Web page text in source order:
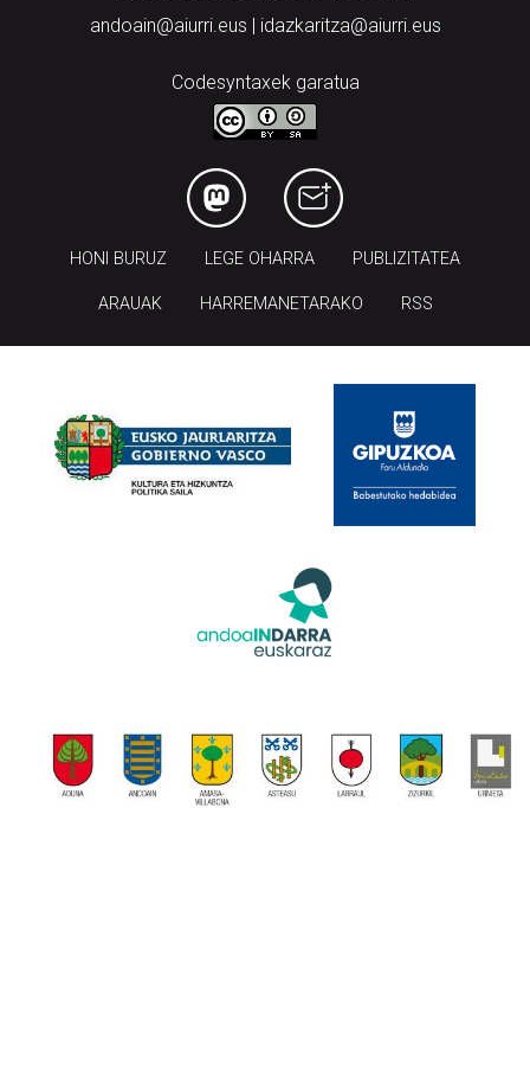
andoain@aiurri.eus | idazkaritza@aiurri.eus
Codesyntaxek garatua
HONI BURUZ LEGE OHARRA PUBLIZITATEA
ARAUAK HARREMANETARAKO RSS